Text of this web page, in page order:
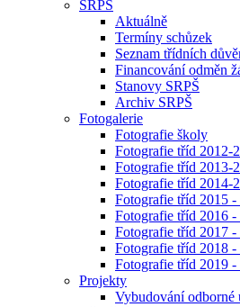
SRPŠ
Aktuálně
Termíny schůzek
Seznam třídních
Financování odměn
Stanovy SRPŠ
Archiv SRPŠ
Fotogalerie
Fotografie školy
Fotografie tříd 2012-
Fotografie tříd 2013-
Fotografie tříd 2014-
Fotografie tříd 2015 -
Fotografie tříd 2016 -
Fotografie tříd 2017 -
Fotografie tříd 2018 -
Fotografie tříd 2019 -
Projekty
Vybudování